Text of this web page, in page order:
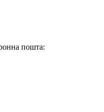
пошта: